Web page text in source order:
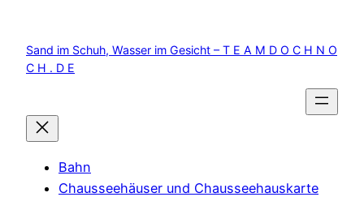
springen
Sand im Schuh, Wasser im Gesicht – T E A M D O C H N O
C H . D E
Bahn
Chausseehäuser und Chausseehauskarte